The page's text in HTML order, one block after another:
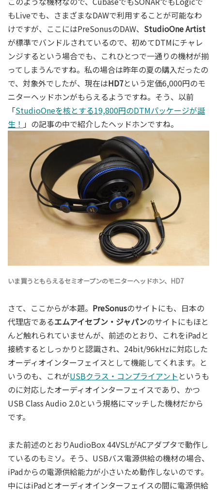
もLiveでも、さまざまなDAWで利用することが可能なわ
けですが、ここにはPreSonusのDAW、 StudioOne Artist
が標準でバンドルされているので、初めてDTMにチャレ
ンジするという場合でも、これひとつで一通りの機材が揃
ってしまうんですね。私の場合は昨年の夏の購入だったの
で、対象外でしたが、現在はHD7という定価6,000円のモ
ニターヘッドホンがもらえるようですね。そう、以前
「StudioOneを核とする19,800円のDTMパッケージが誕
生！ 」の記事の中で紹介したヘッドホンですね。
いま買うともらえるセミオープンのモニターヘッドホン、HD7
さて、ここからが本題。 PreSonusのサイトにも、日本の
代理店であるエムアイセブン・ジャパンのサイトにもほと
んど触れられていませんが、前述のとおり、これをiPadと
接続するとしっかりと認識され、24bit/96kHzに対応した
オーディオインターフェイスとして機能してくれます。と
いうのも、これがUSBクラス・コンプライアント というも
のに対応したオーディオインターフェイスであり、かつ
USB Class Audio 2.0という規格にマッチした機材だから
です。
また前述のとおりAudioBox 44VSLがACアダプタで動作し
ているのもミソ。そう、USBバス電源供給の機材の場合、
iPadからの電源供給能力が小さいため動作しないのです。
中にはiPadとオーディオインターフェイスの間に電源供給